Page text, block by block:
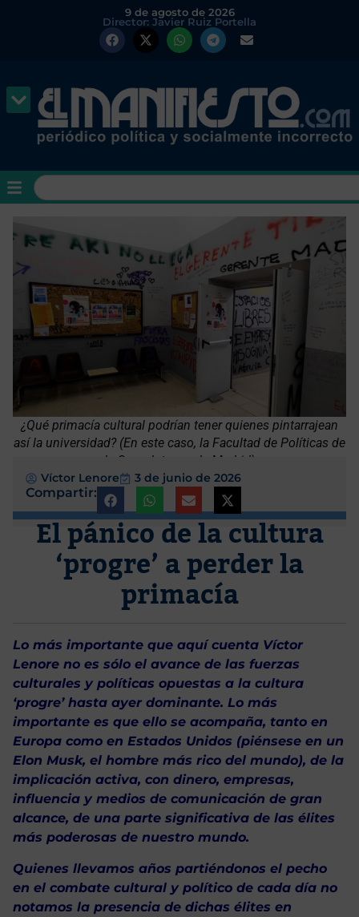
9 de agosto de 2026
Director: Javier Ruiz Portella
¿Qué primacía cultural podrían tener quienes pintarrajean
así la universidad? (En este caso, la Facultad de Políticas de
la Complutense de Madrid)
Víctor Lenore 3 de junio de 2026
Compartir:
El pánico de la cultura
‘progre’ a perder la
primacía
Lo más importante que aquí cuenta Víctor
Lenore no es sólo el avance de las fuerzas
culturales y políticas opuestas a la cultura
‘progre’ hasta ayer dominante. Lo más
importante es que ello se acompaña, tanto en
Europa como en Estados Unidos (piénsese en un
Elon Musk, el hombre más rico del mundo), de la
implicación activa, con dinero, empresas,
influencia y medios de comunicación de gran
alcance, de una parte significativa de las élites
más poderosas de nuestro mundo.
Quienes llevamos años partiéndonos el pecho
en el combate cultural y político de cada día no
notamos la presencia de dichas élites en